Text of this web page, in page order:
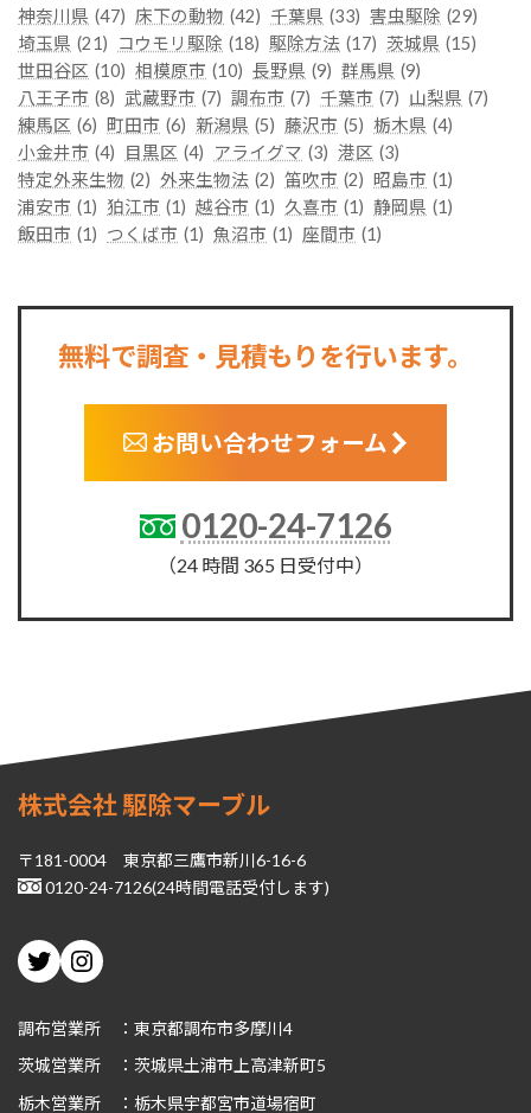
神奈川県 (47) 床下の動物 (42) 千葉県 (33) 害虫駆除 (29)
埼玉県 (21) コウモリ駆除 (18) 駆除方法 (17) 茨城県 (15)
世田谷区 (10) 相模原市 (10) 長野県 (9) 群馬県 (9)
八王子市 (8) 武蔵野市 (7) 調布市 (7) 千葉市 (7) 山梨県 (7)
練馬区 (6) 町田市 (6) 新潟県 (5) 藤沢市 (5) 栃木県 (4)
小金井市 (4) 目黒区 (4) アライグマ (3) 港区 (3)
特定外来生物 (2) 外来生物法 (2) 笛吹市 (2) 昭島市 (1)
浦安市 (1) 狛江市 (1) 越谷市 (1) 久喜市 (1) 静岡県 (1)
飯田市 (1) つくば市 (1) 魚沼市 (1) 座間市 (1)
無料で調査・見積もりを行います。
お問い合わせフォーム
0120-24-7126
（24 時間 365 日受付中）
株式会社 駆除マーブル
〒181-0004 東京都三鷹市新川6-16-6
0120-24-7126(24時間電話受付します)
TwitterInstagram
調布営業所 ：東京都調布市多摩川4
茨城営業所 ：茨城県土浦市上高津新町5
栃木営業所 ：栃木県宇都宮市道場宿町